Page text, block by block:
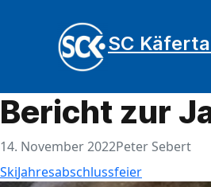
SC
Bericht zur
14. November 2022Peter Sebert
SkiJahresabschlussfeier